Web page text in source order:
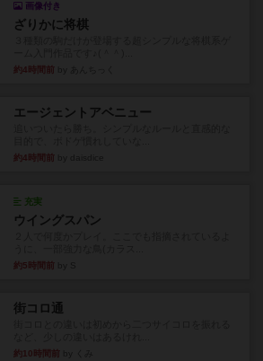
画像付き
ざりかに将棋
約4時間前
エージェントアベニュー
約4時間前
充実
ウイングスパン
約5時間前
街コロ通
約10時間前